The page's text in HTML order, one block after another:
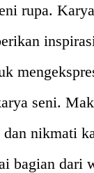
rupa.
seni.
nikmati
bagian dari